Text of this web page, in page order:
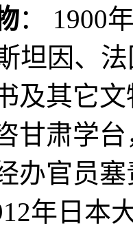
： 1900
坦因、
及其它
甘肃学
办官员
年日本